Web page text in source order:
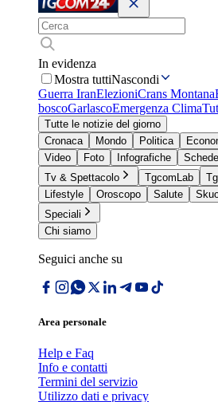
In evidenza
Mostra tuttiNascondi
Guerra IranElezioniCrans Montana
boscoGarlascoEmergenza Clima
Tutte le notizie del giorno
Cronaca
Mondo Politica
Video
Foto Infografiche
Schede
Tv & Spettacolo
TgcomLab
Lifestyle
Oroscopo Salute
Speciali
Chi siamo
Seguici anche su
Area personale
Help e Faq
Info e contatti
Termini del servizio
Utilizzo dati e privacy